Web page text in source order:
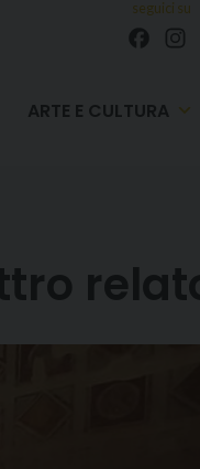
seguici su
ARTE E CULTURA